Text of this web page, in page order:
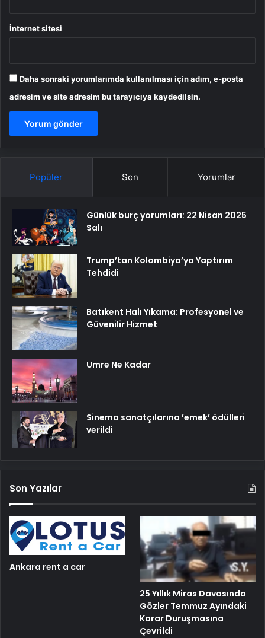
İnternet sitesi
Daha sonraki yorumlarımda kullanılması için adım, e-posta
adresim ve site adresim bu tarayıcıya kaydedilsin.
Popüler Son Yorumlar
Günlük burç yorumları: 22 Nisan 2025
Salı
Trump’tan Kolombiya’ya Yaptırım
Tehdidi
Batıkent Halı Yıkama: Profesyonel ve
Güvenilir Hizmet
Umre Ne Kadar
Sinema sanatçılarına ’emek’ ödülleri
verildi
Son Yazılar
Ankara rent a car
25 Yıllık Miras Davasında
Gözler Temmuz Ayındaki
Karar Duruşmasına
Çevrildi